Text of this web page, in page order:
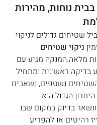
נוחות, מהירות
שטיחים גדולים לניקוי
ניקוי שטיחים
מלאה.המנקה מגיע עם
בדיקה ראשונית ומתחיל
נשטפים, נשאבים
הגדול הוא
בדיוק במקום שבו
רהיטים או להפריע